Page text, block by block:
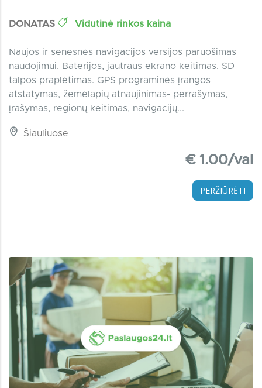
DONATAS Vidutinė rinkos kaina
Naujos ir senesnės navigacijos versijos paruošimas
naudojimui. Baterijos, jautraus ekrano keitimas. SD
talpos praplėtimas. GPS programinės įrangos
atstatymas, žemėlapių atnaujinimas- perrašymas,
įrašymas, regionų keitimas, navigacijų...
Šiauliuose
€ 1.00/val
PERŽIŪRĖTI